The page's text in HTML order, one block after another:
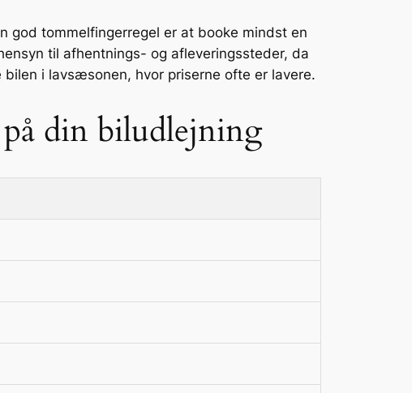
god tommelfingerregel er at booke mindst en
til afhentnings- og afleveringssteder, da
i lavsæsonen, hvor priserne ofte er lavere.
din biludlejning